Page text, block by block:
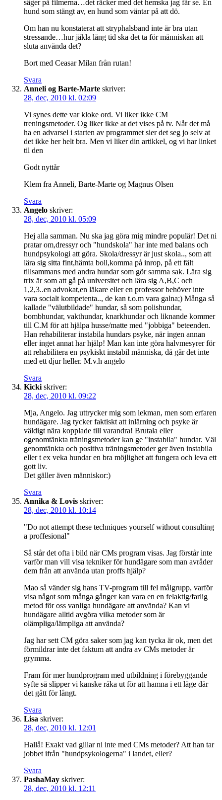
säger på filmerna…det räcker med det hemska jag får se. En
hund som stängt av, en hund som väntar på att dö.
Om han nu konstaterat att stryphalsband inte är bra utan
stressande…hur jäkla lång tid ska det ta för människan att
sluta använda det?
Bort med Ceasar Milan från rutan!
Svara
Anneli og Barte-Marte skriver:
28, dec, 2010 kl. 02:09
Vi synes dette var kloke ord. Vi liker ikke CM
treningsmetoder. Og liker ikke at det vises på tv. Når det må
ha en advarsel i starten av programmet sier det seg jo selv at
det ikke her helt bra. Men vi liker din artikkel, og vi har linket
til den
Godt nyttår
Klem fra Anneli, Barte-Marte og Magnus Olsen
Svara
Angelo skriver:
28, dec, 2010 kl. 05:09
Hej alla samman. Nu ska jag göra mig mindre populär! Det ni
pratar om,dressyr och "hundskola" har inte med balans och
hundpsykologi att göra. Skola/dressyr är just skola.., som att
lära sig sitta fint,hämta boll,komma på inrop, på ett fält
tillsammans med andra hundar som gör samma sak. Lära sig
trix är som att gå på universitet och lära sig A,B,C och
1,2,3..en advokat,en läkare eller en professor behöver inte
vara socialt kompetenta.., de kan t.o.m vara galna;) Många så
kallade "välutbildade" hundar, så som polishundar,
bombhundar, vakthundar, knarkhundar och liknande kommer
till C.M för att hjälpa husse/matte med "jobbiga" beteenden.
Han rehabiliterar instabila hundars psyke, när ingen annan
eller inget annat har hjälp! Man kan inte göra halvmesyrer för
att rehabilitera en psykiskt instabil människa, då går det inte
med ett djur heller. M.v.h angelo
Svara
Kicki skriver:
28, dec, 2010 kl. 09:22
Mja, Angelo. Jag uttrycker mig som lekman, men som erfaren
hundägare. Jag tycker faktiskt att inlärning och psyke är
väldigt nära kopplade till varandra! Brutala eller
ogenomtänkta träningsmetoder kan ge "instabila" hundar. Väl
genomtänkta och positiva träningsmetoder ger även instabila
eller t ex veka hundar en bra möjlighet att fungera och leva ett
gott liv.
Det gäller även människor:)
Svara
Annika & Lovis skriver:
28, dec, 2010 kl. 10:14
"Do not attempt these techniques yourself without consulting
a proffesional"
Så står det ofta i bild när CMs program visas. Jag förstår inte
varför man vill visa tekniker för hundägare som man avråder
dem från att använda utan proffs hjälp?
Mao så vänder sig hans TV-program till fel målgrupp, varför
visa något som många gånger kan vara en en felaktig/farlig
metod för oss vanliga hundägare att använda? Kan vi
hundägare alltid avgöra vilka metoder som är
olämpliga/lämpliga att använda?
Jag har sett CM göra saker som jag kan tycka är ok, men det
förmildrar inte det faktum att andra av CMs metoder är
grymma.
Fram för mer hundprogram med utbildning i förebyggande
syfte så slipper vi kanske råka ut för att hamna i ett läge där
det gått för långt.
Svara
Lisa skriver:
28, dec, 2010 kl. 12:01
Hallå! Exakt vad gillar ni inte med CMs metoder? Att han tar
jobbet ifrån "hundpsykologerna" i landet, eller?
Svara
PashaMay skriver:
28, dec, 2010 kl. 12:11